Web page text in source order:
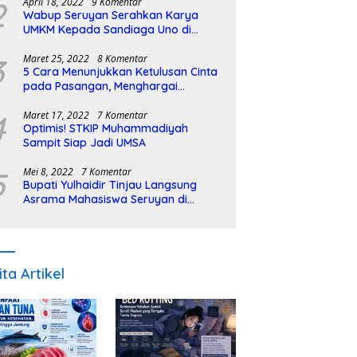
Wabup Seruyan Serahkan Karya
UMKM Kepada Sandiaga Uno di
Maret 25, 2022 8 Komentar
5 Cara Menunjukkan Ketulusan Cinta
pada Pasangan, Menghargai
Maret 17, 2022 7 Komentar
Optimis! STKIP Muhammadiyah
Sampit Siap Jadi UMSA
Mei 8, 2022 7 Komentar
Bupati Yulhaidir Tinjau Langsung
Asrama Mahasiswa Seruyan di
Artikel